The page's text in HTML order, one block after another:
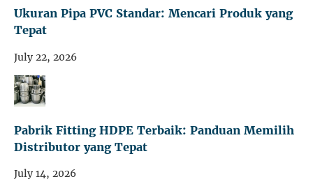
Ukuran Pipa PVC Standar: Mencari Produk yang
Tepat
July 22, 2026
Pabrik Fitting HDPE Terbaik: Panduan Memilih
Distributor yang Tepat
July 14, 2026